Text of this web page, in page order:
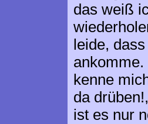
das weiß
leide,
kenne
da
ist es nur